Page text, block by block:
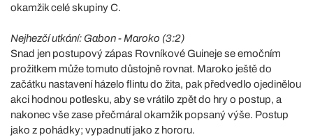
okamžik celé skupiny C.
Nejhezčí utkání: Gabon - Maroko (3:2)
Snad jen postupový zápas Rovníkové Guineje se emočním
prožitkem může tomuto důstojně rovnat. Maroko ještě do
začátku nastavení házelo flintu do žita, pak předvedlo ojedinělou
akci hodnou potlesku, aby se vrátilo zpět do hry o postup, a
nakonec vše zase přečmáral okamžik popsaný výše. Postup
jako z pohádky; vypadnutí jako z hororu.